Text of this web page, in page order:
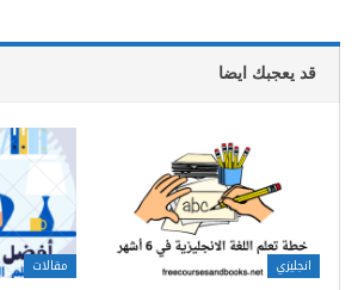
قد يعجبك ايضا
انجليزي مقالات